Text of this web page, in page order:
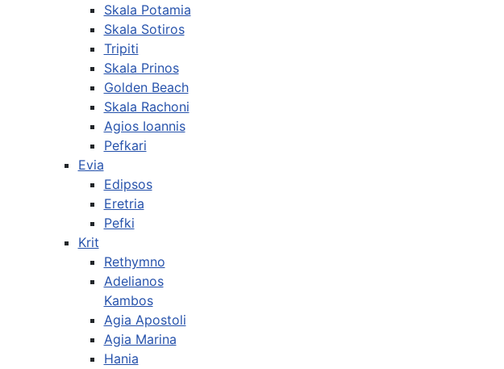
Skala Potamia
Skala Sotiros
Tripiti
Skala Prinos
Golden Beach
Skala Rachoni
Agios Ioannis
Pefkari
Evia
Edipsos
Eretria
Pefki
Krit
Rethymno
Adelianos
Kambos
Agia Apostoli
Agia Marina
Hania